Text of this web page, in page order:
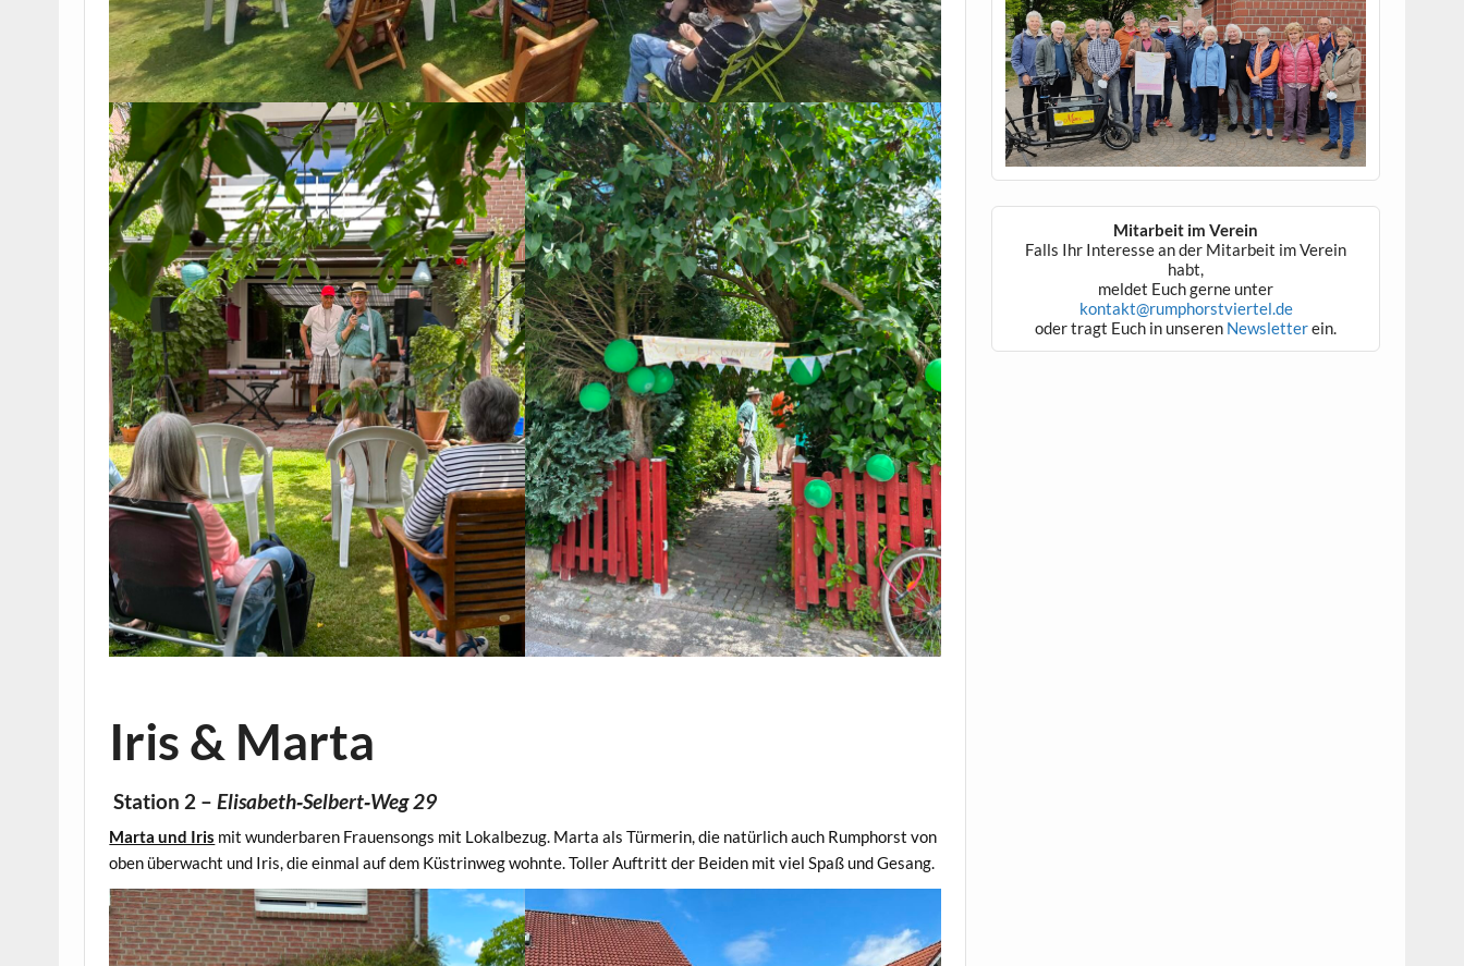
Iris & Marta
Station 2 –Elisabeth‑Selbert‑Weg 29
Marta und Iris mit wunderbaren Frauensongs mit Lokalbezug. Marta als Türmerin, die natürlich auch Rumphorst von
oben überwacht und Iris, die einmal auf dem Küstrinweg wohnte. Toller Auftritt der Beiden mit viel Spaß und Gesang.
Mitarbeit im Verein
Falls Ihr Interesse an der Mitarbeit im Verein
habt,
meldet Euch gerne unter
kontakt@rumphorstviertel.de
oder tragt Euch in unseren Newsletterein.